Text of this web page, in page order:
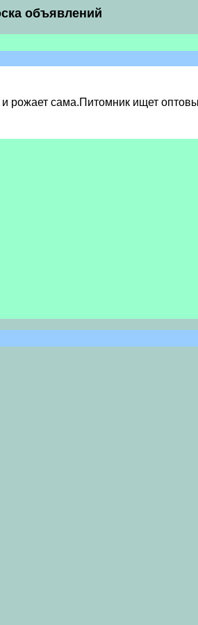
объявлений
сама.Питомник ищет